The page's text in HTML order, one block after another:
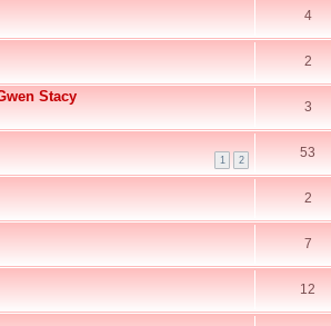
4
2
Stacy
3
1 2 53
2
7
12